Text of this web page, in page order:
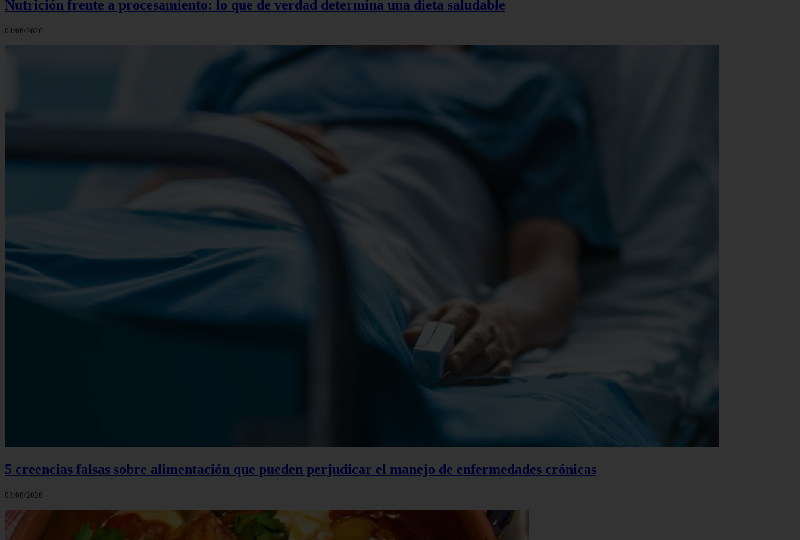
Nutrición frente a procesamiento: lo que de verdad determina una dieta saludable
04/08/2026
5 creencias falsas sobre alimentación que pueden perjudicar el manejo de enfermedades crónicas
03/08/2026